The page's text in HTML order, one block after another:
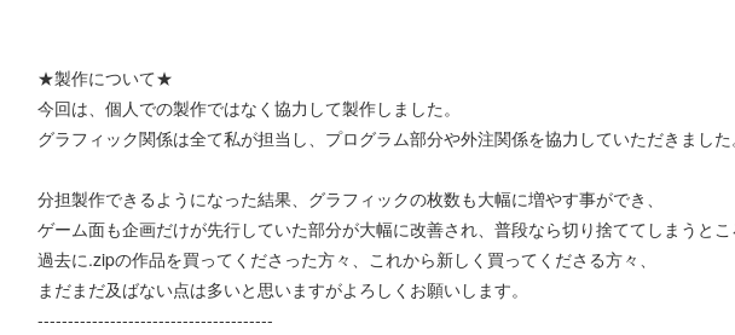
★製作について★
今回は、個人での製作ではなく協力して製作しました。
グラフィック関係は全て私が担当し、プログラム部分や外注関係を協力していただきました。
分担製作できるようになった結果、グラフィックの枚数も大幅に増やす事ができ、
ゲーム面も企画だけが先行していた部分が大幅に改善され、普段なら切り捨ててしまうと
過去に.zipの作品を買ってくださった方々、これから新しく買ってくださる方々、
まだまだ及ばない点は多いと思いますがよろしくお願いします。
---------------------------------------